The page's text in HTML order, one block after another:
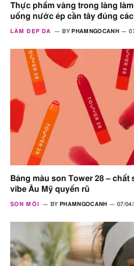
Thực phẩm vàng trong làng
uống nước ép cần tây đúng
LÀM ĐẸP DA BY PHAMNGOCANH
Bảng màu son Tower 28 –
vibe Âu Mỹ quyến rũ
SON MÔI BY PHAMNGOCANH 07/